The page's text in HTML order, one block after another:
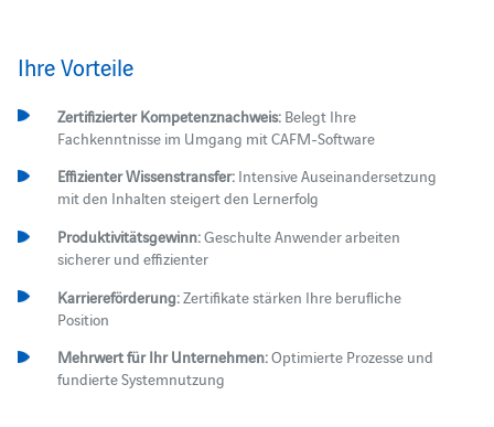
Ihre Vorteile
Zertifizierter Kompetenznachweis: Belegt Ihre
Fachkenntnisse im Umgang mit CAFM-Software
Effizienter Wissenstransfer: Intensive Auseinandersetzung
mit den Inhalten steigert den Lernerfolg
Produktivitätsgewinn:Geschulte Anwender arbeiten
sicherer und effizienter
Karriereförderung:Zertifikate stärken Ihre berufliche
Position
Mehrwert für Ihr Unternehmen:Optimierte Prozesse und
fundierte Systemnutzung